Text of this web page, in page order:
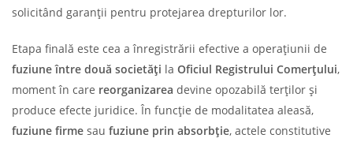
solicitând garanții pentru protejarea drepturilor lor.
Etapa finală este cea a înregistrării efective a operațiunii de
fuziune între două societăți la Oficiul Registrului Comerțului,
moment în care reorganizarea devine opozabilă terților și
produce efecte juridice. În funcție de modalitatea aleasă,
fuziune firme sau fuziune prin absorbție, actele constitutive